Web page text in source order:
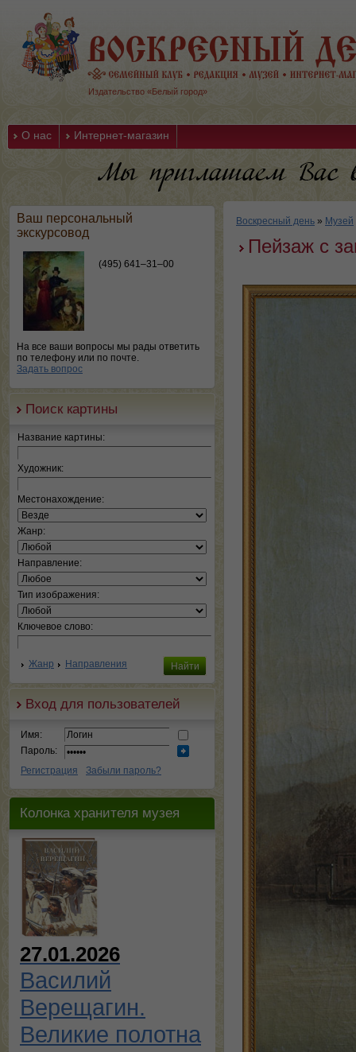
Издательство «Белый город»
О нас Интернет-магазин
Ваш персональный
экскурсовод
(495) 641–31–00
На все ваши вопросы мы рады ответить
по телефону или по почте.
Задать вопрос
Поиск картины
Название картины:
Художник:
Местонахождение:
Жанр:
Направление:
Тип изображения:
Ключевое слово:
Жанр Направления
Вход для пользователей
Имя:
Пароль:
Регистрация
Забыли пароль?
Колонка хранителя музея
27.01.2026
Василий
Верещагин.
Великие полотна
Воскресный день » Музей
Пейзаж с